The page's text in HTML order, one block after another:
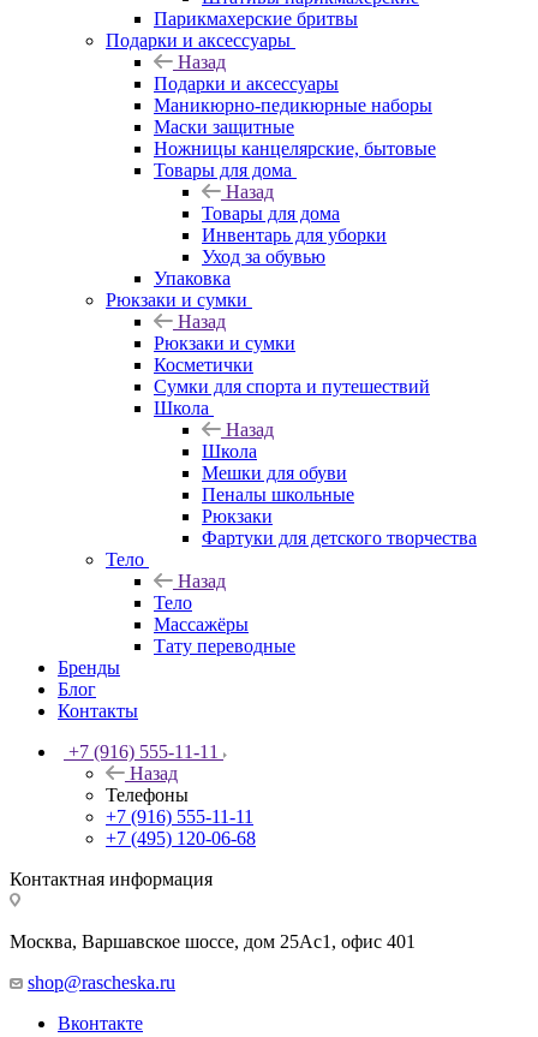
Парикмахерские бритвы
Подарки и аксессуары
Назад
Подарки и аксессуары
Маникюрно-педикюрные наборы
Маски защитные
Ножницы канцелярские, бытовые
Товары для дома
Назад
Товары для дома
Инвентарь для уборки
Уход за обувью
Упаковка
Рюкзаки и сумки
Назад
Рюкзаки и сумки
Косметички
Сумки для спорта и путешествий
Школа
Назад
Школа
Мешки для обуви
Пеналы школьные
Рюкзаки
Фартуки для детского творчества
Тело
Назад
Тело
Массажёры
Тату переводные
Бренды
Блог
Контакты
+7 (916) 555-11-11
Назад
Телефоны
+7 (916) 555-11-11
+7 (495) 120-06-68
Контактная информация
Москва, Варшавское шоссе, дом 25Аc1, офис 401
shop@rascheska.ru
Вконтакте